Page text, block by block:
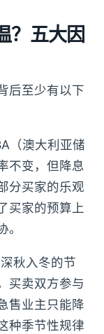
？五大因
后至少有以下
（澳大利亚储
不变，但降息
分买家的乐观
买家的预算上
秋入冬的节
买卖双方参与
售业主只能降
种季节性规律